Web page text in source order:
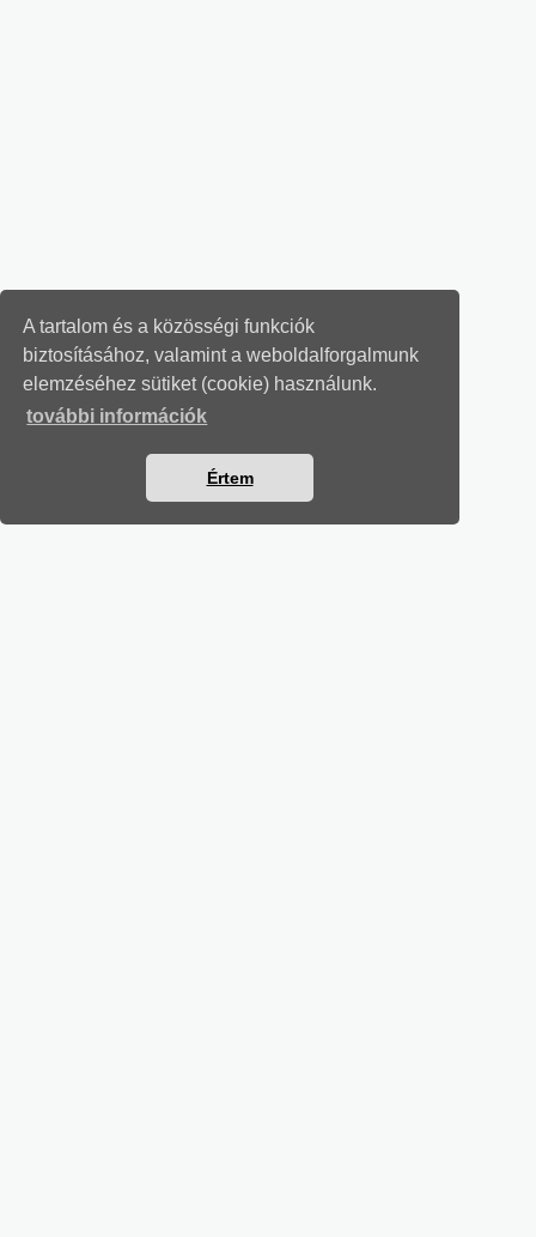
A tartalom és a közösségi funkciók
biztosításához, valamint a weboldalforgalmunk
elemzéséhez sütiket (cookie) használunk.
további információk
Értem